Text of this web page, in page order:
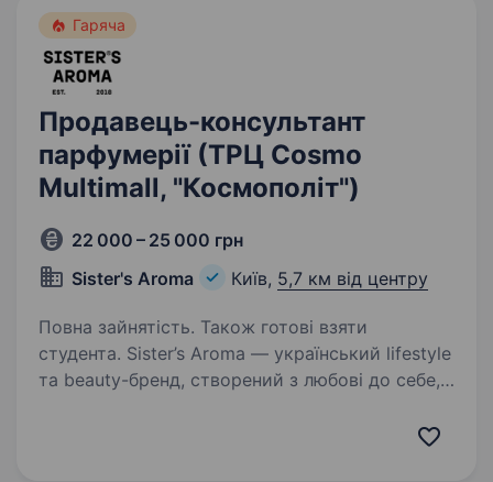
Гаряча
Продавець-консультант
парфумерії (ТРЦ Cosmo
Multimall, "Космополіт")
22 000 – 25 000 грн
Sister's Aroma
Київ, 5,7 км від центру
Повна зайнятість. Також готові взяти
студента. Sister’s Aroma — український lifestyle
та beauty-бренд, створений з любові до себе,
Ми транслюємо сучасні цінності, надихаємо